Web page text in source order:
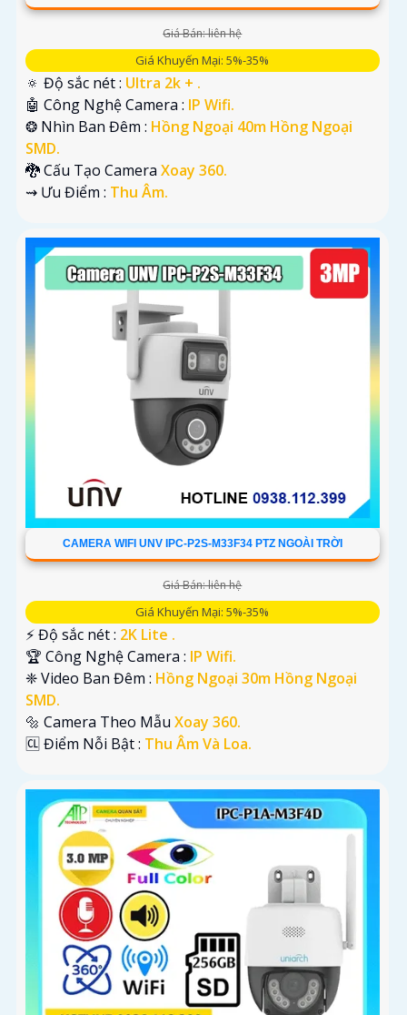
Giá Bán: liên hệ
Giá Khuyến Mại: 5%-35%
🔅 Độ sắc nét : Ultra 2k + .
🤖️ Công Nghệ Camera : IP Wifi.
❂ Nhìn Ban Đêm : Hồng Ngoại 40m Hồng Ngoại
SMD.
🐉️ Cấu Tạo Camera Xoay 360.
️⇝ Ưu Điểm : Thu Âm.
CAMERA WIFI UNV IPC-P2S-M33F34 PTZ NGOÀI TRỜI
Giá Bán: liên hệ
Giá Khuyến Mại: 5%-35%
️⚡ Độ sắc nét : 2K Lite .
🏆 Công Nghệ Camera : IP Wifi.
❈ Video Ban Đêm : Hồng Ngoại 30m Hồng Ngoại
SMD.
🔩 Camera Theo Mẫu Xoay 360.
️🆑 Điểm Nỗi Bật : Thu Âm Và Loa.